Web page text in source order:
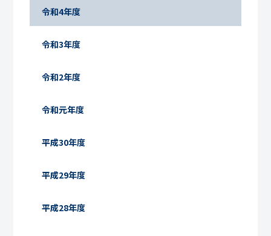
令和4年度
令和3年度
令和2年度
令和元年度
平成30年度
平成29年度
平成28年度